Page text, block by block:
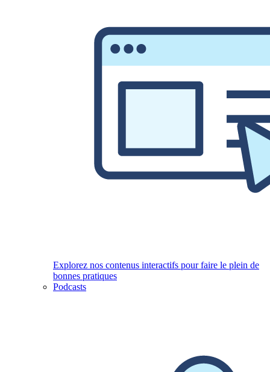
Explorez nos contenus interactifs pour faire le plein de
bonnes pratiques
Podcasts